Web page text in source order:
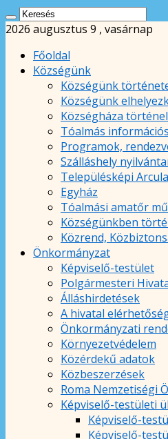
2026 augusztus 9 , vasárnap
Főoldal
Községünk
Községünk
Községünk
Községháza
Tóalmás
Programok,
Szálláshely
Településképi
Egyház
Tóalmási amatőr
Községünkben
Közrend,
Önkormányzat
Képviselő-testület
Polgármesteri
Álláshirdetések
A hivatal
Önkormányzati
Környezetvédelem
Közérdekű adatok
Közbeszerzések
Roma Nemzetiségi
Képviselő-testületi
Képviselő-
Képviselő-